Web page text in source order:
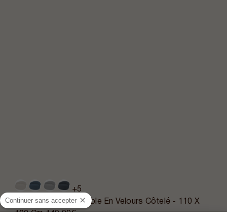
+5
Pouf XXL Déhoussable En Velours Côtelé - 110 X
100 Cm149,99€
Continuer sans accepter